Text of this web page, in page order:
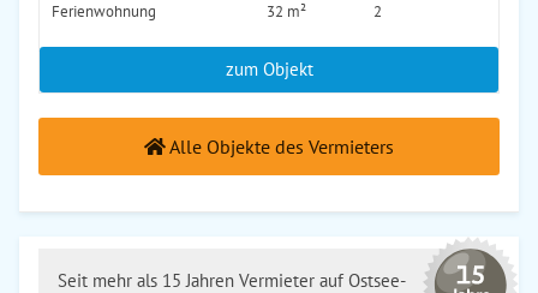
Ferienwohnung 32 m² 2
zum Objekt
Alle Objekte des Vermieters
Seit mehr als 15 Jahren Vermieter auf Ostsee-